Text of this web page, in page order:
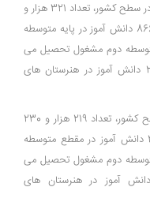
لازم به ذکر است در مدارس غیردولتی پسرانه در سطح کشور، تعداد 321 هزار و
639 دانش آموز در پایه ابتدایی، 98 هزار و 866 دانش آموز در پایه متوسطه
در مقطع متوسطه دوم مشغول تحصیل می
باشند. لازم به ذکر است تعداد 33 هزار و 2 دانش آموز در هنرستان های
همچنین در مدارس غیردولتی دخترانه در سطح کشور، تعداد 219 هزار و 230
دانش آموز در دوره ابتدایی، 52 هزار و 286 دانش آموز در مقطع متوسطه
در مقطع متوسطه دوم مشغول تحصیل می
باشند. همچنین تعداد 12 هزار و 657 دانش آموز در هنرستان های